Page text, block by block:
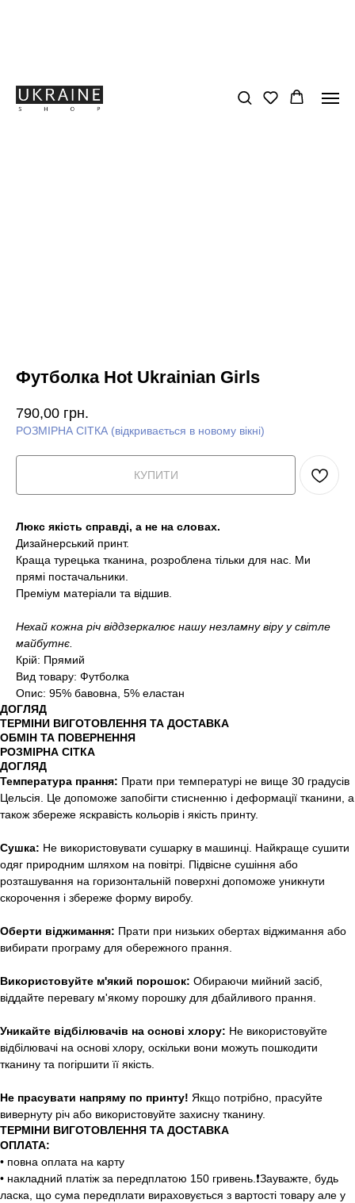
Футболка Hot Ukrainian Girls
790,00 грн.
РОЗМІРНА СІТКА (відкривається в новому вікні)
КУПИТИ
Люкс якість справді, а не на словах.
Дизайнерський принт.
Краща турецька тканина, розроблена тільки для нас. Ми
прямі постачальники.
Преміум матеріали та відшив.
Нехай кожна річ віддзеркалює нашу незламну віру у світле
майбутнє.
Крій: Прямий
Вид товару: Футболка
Опис: 95% бавовна, 5% еластан
ДОГЛЯД
ТЕРМІНИ ВИГОТОВЛЕННЯ ТА ДОСТАВКА
ОБМІН ТА ПОВЕРНЕННЯ
РОЗМІРНА СІТКА
ДОГЛЯД
Температура прання: Прати при температурі не вище 30 градусів
Цельсія. Це допоможе запобігти стисненню і деформації тканини, а
також збереже яскравість кольорів і якість принту.
Сушка: Не використовувати сушарку в машинці. Найкраще сушити
одяг природним шляхом на повітрі. Підвісне сушіння або
розташування на горизонтальній поверхні допоможе уникнути
скорочення і збереже форму виробу.
Оберти віджимання: Прати при низьких обертах віджимання або
вибирати програму для обережного прання.
Використовуйте м'який порошок: Обираючи мийний засіб,
віддайте перевагу м'якому порошку для дбайливого прання.
Уникайте відбілювачів на основі хлору: Не використовуйте
відбілювачі на основі хлору, оскільки вони можуть пошкодити
тканину та погіршити її якість.
Не прасувати напряму по принту! Якщо потрібно, прасуйте
вивернуту річ або використовуйте захисну тканину.
ТЕРМІНИ ВИГОТОВЛЕННЯ ТА ДОСТАВКА
ОПЛАТА:
• повна оплата на карту
• накладний платіж за передплатою 150 гривень.❗️Зауважте, будь
ласка, що сума передплати вираховується з вартості товару але у